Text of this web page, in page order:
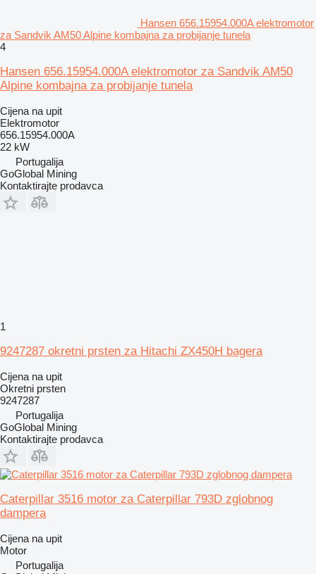
Hansen 656.15954.000A elektromotor
za Sandvik AM50 Alpine kombajna za probijanje tunela
4
Hansen 656.15954.000A elektromotor za Sandvik AM50
Alpine kombajna za probijanje tunela
Cijena na upit
Elektromotor
656.15954.000A
22 kW
Portugalija
GoGlobal Mining
Kontaktirajte prodavca
1
9247287 okretni prsten za Hitachi ZX450H bagera
Cijena na upit
Okretni prsten
9247287
Portugalija
GoGlobal Mining
Kontaktirajte prodavca
Caterpillar 3516 motor za Caterpillar 793D zglobnog
dampera
Cijena na upit
Motor
Portugalija